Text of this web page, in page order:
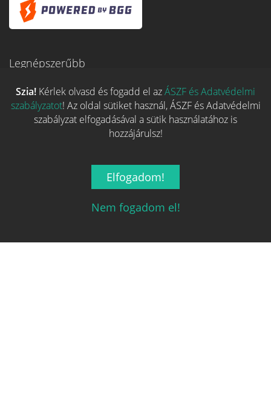
Legnépszerűbb
Hasznos linkek
Szia! Kérlek olvasd és fogadd el azÁSZF és Adatvédelmi
szabályzatot! Az oldal sütiket használ, ÁSZF és Adatvédelmi
szabályzat elfogadásával a sütik használatához is
hozzájárulsz!
Elfogadom!
Nem fogadom el!